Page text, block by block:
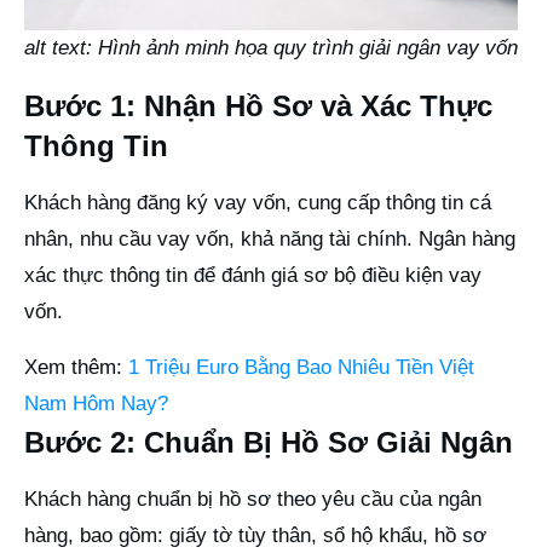
alt text: Hình ảnh minh họa quy trình giải ngân vay vốn
Bước 1: Nhận Hồ Sơ và Xác Thực
Thông Tin
Khách hàng đăng ký vay vốn, cung cấp thông tin cá
nhân, nhu cầu vay vốn, khả năng tài chính. Ngân hàng
xác thực thông tin để đánh giá sơ bộ điều kiện vay
vốn.
Xem thêm: 1 Triệu Euro Bằng Bao Nhiêu Tiền Việt
Nam Hôm Nay?
Bước 2: Chuẩn Bị Hồ Sơ Giải Ngân
Khách hàng chuẩn bị hồ sơ theo yêu cầu của ngân
hàng, bao gồm: giấy tờ tùy thân, sổ hộ khẩu, hồ sơ